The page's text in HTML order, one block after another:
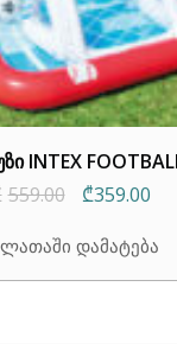
INTEX
559.00
Original
was:
₾359.00
is:
დამატება